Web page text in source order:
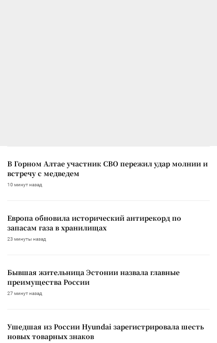
В Горном Алтае участник СВО пережил удар молнии и
встречу с медведем
10 минут назад
Европа обновила исторический антирекорд по
запасам газа в хранилищах
23 минуты назад
Бывшая жительница Эстонии назвала главные
преимущества России
27 минут назад
Ушедшая из России Hyundai зарегистрировала шесть
новых товарных знаков